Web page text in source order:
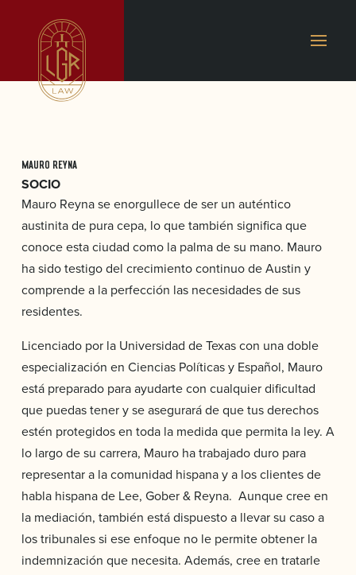
MAURO REYNA
SOCIO
Mauro Reyna se enorgullece de ser un auténtico
austinita de pura cepa, lo que también significa que
conoce esta ciudad como la palma de su mano. Mauro
ha sido testigo del crecimiento continuo de Austin y
comprende a la perfección las necesidades de sus
residentes.
Licenciado por la Universidad de Texas con una doble
especialización en Ciencias Políticas y Español, Mauro
está preparado para ayudarte con cualquier dificultad
que puedas tener y se asegurará de que tus derechos
estén protegidos en toda la medida que permita la ley. A
lo largo de su carrera, Mauro ha trabajado duro para
representar a la comunidad hispana y a los clientes de
habla hispana de Lee, Gober & Reyna. Aunque cree en
la mediación, también está dispuesto a llevar su caso a
los tribunales si ese enfoque no le permite obtener la
indemnización que necesita. Además, cree en tratarle